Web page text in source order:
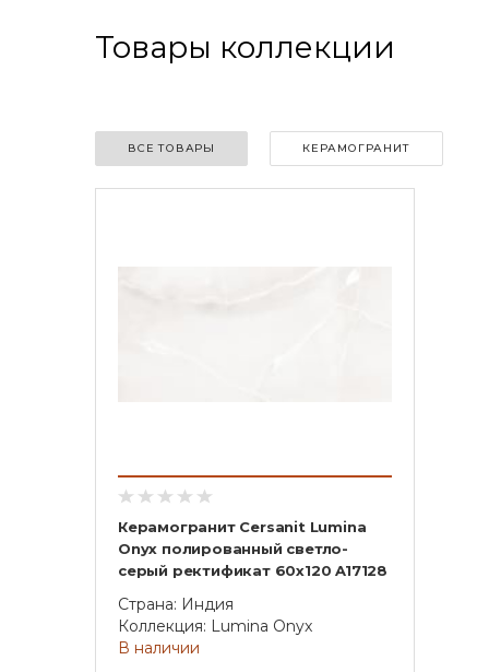
Товары коллекции
ВСЕ ТОВАРЫ КЕРАМОГРАНИТ
Керамогранит Cersanit Lumina
Onyx полированный светло-
серый ректификат 60x120 A17128
Страна: Индия
Коллекция: Lumina Onyx
В наличии